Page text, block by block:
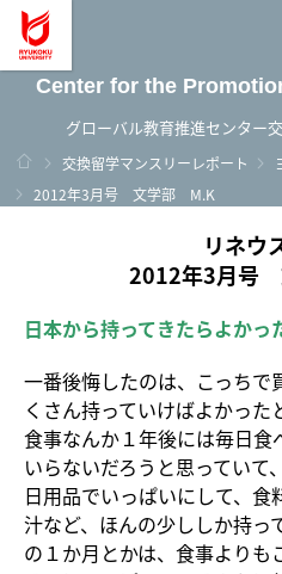
Center for the
グローバル教育推進センター
ホーム
交換留学マンスリーレポート
2012年3月号 文学部 M.K
リネウ
2012年3月号
日本から持ってきたらよかっ
一番後悔したのは、こっちで
くさん持っていけばよかった
食事なんか１年後には毎日食
いらないだろうと思っていて
日用品でいっぱいにして、
汁など、ほんの少ししか持っ
の１か月とかは、食事より